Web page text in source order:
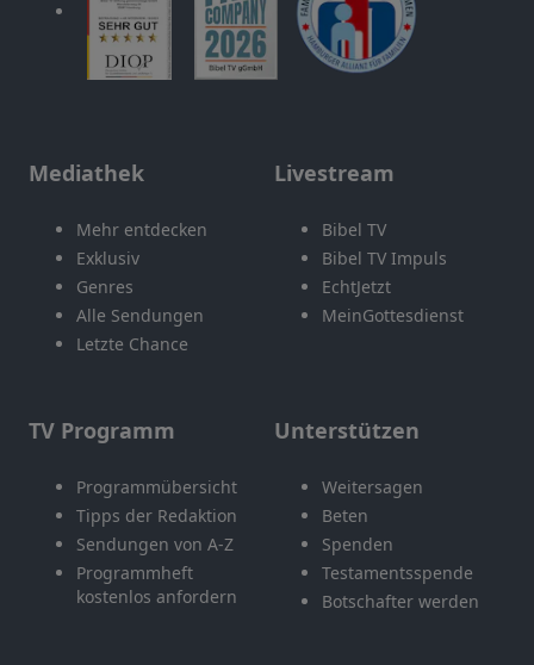
Mediathek
Mehr entdecken
Exklusiv
Genres
Alle Sendungen
Letzte Chance
Livestream
Bibel TV
Bibel TV Impuls
EchtJetzt
MeinGottesdienst
TV Programm
Programmübersicht
Tipps der Redaktion
Sendungen von A-Z
Programmheft
kostenlos anfordern
Unterstützen
Weitersagen
Beten
Spenden
Testamentsspende
Botschafter werden